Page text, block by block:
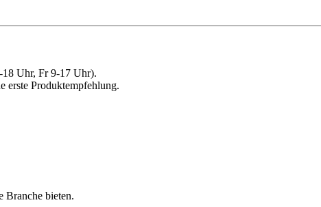
Uhr, Fr 9-17 Uhr).
erste Produktempfehlung.
Branche bieten.